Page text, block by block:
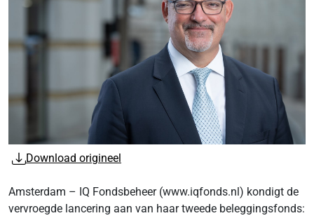
Download origineel
Amsterdam – IQ Fondsbeheer (www.iqfonds.nl) kondigt de
vervroegde lancering aan van haar tweede beleggingsfonds: